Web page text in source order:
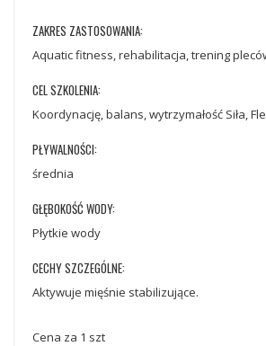
ZAKRES ZASTOSOWANIA:
Aquatic fitness, rehabilitacja, trening
CEL SZKOLENIA:
Koordynację, balans, wytrzymałość Siła,
PŁYWALNOŚCI:
średnia
GŁĘBOKOŚĆ WODY:
Płytkie wody
CECHY SZCZEGÓLNE:
Aktywuje mięśnie stabilizujące.
Cena za 1 szt